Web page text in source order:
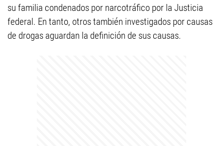
su familia condenados por narcotráfico por la Justicia
federal. En tanto, otros también investigados por causas
de drogas aguardan la definición de sus causas.